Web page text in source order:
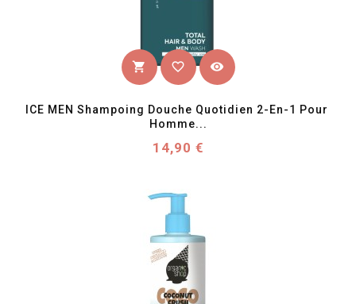
shopping_cart favorite_border visibility
ICE MEN Shampoing Douche Quotidien 2-En-1 Pour
Homme...
Prix
14,90 €